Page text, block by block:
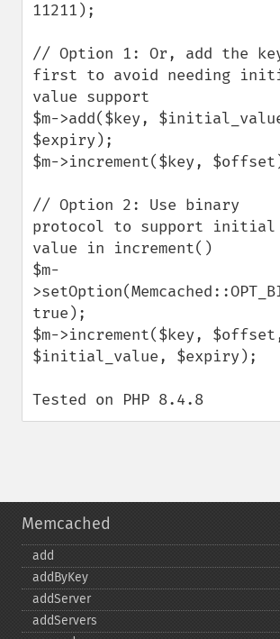
11211);
// Option 1: Or, add the
first to avoid needing
value support
$m->add($key,
$expiry);
$m->increment($key,
// Option 2: Use binary
protocol to support initial
value in increment()
$m-
true);
$m->increment($key,
$initial_value, $expiry);
Tested on PHP 8.4.8
Memcached
add
addByKey
addServer
addServers